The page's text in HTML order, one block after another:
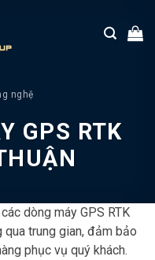
nghệ
GPS RTK
dòng máy GPS RTK
trung gian, đảm bảo
phục vụ quý khách.